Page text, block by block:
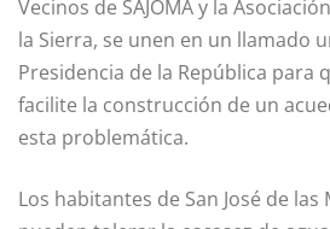
Vecinos de SAJOMA y la
la Sierra, se unen en un llamado
Presidencia de la República para
facilite la construcción de un
esta problemática.
Los habitantes de San José de las